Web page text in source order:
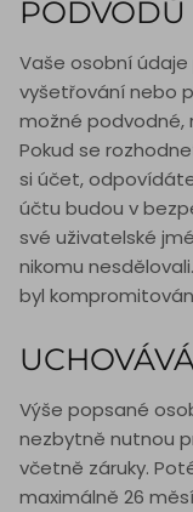
PODVODŮ
Vaše osobní
vyšetřování nebo
možné podvodné,
Pokud se
si účet,
účtu budou v
své uživatelské
nikomu
byl
Výše popsané
nezbytně nutnou
včetně záruky.
maximálně 26